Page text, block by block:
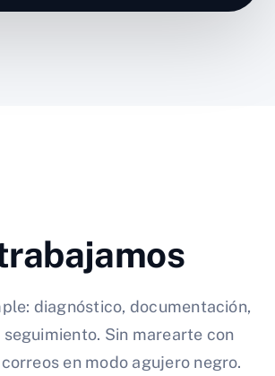
diagnóstico, documentación,
Sin marearte con
en modo agujero negro.